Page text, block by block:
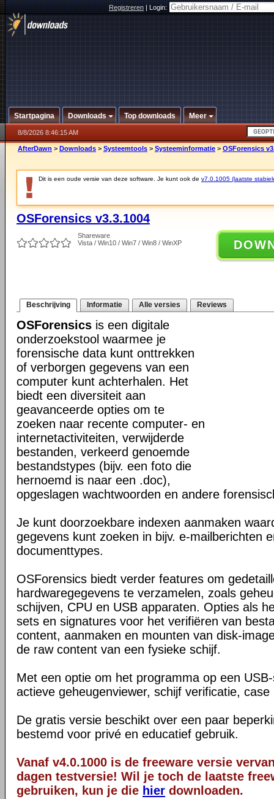
Registreren|Login:
Startpagina Downloads Top downloads Meer
8/8/2026 8:46:15 AM
AfterDawn > Downloads > Systeemtools > Systeeminformatie > OSForensics
Dit is een oude versie van deze software. Je kunt ook de v7.0.1005 (laatste
OSForensics v3.3.1004
Shareware
Vista / Win10 / Win7 / Win8 / WinXP
Beschrijving Informatie Alle versies Reviews
OSForensics is een digitale
onderzoekstool waarmee je
forensische data kunt onttrekken
of verborgen gegevens van een
computer kunt achterhalen. Het
biedt een diversiteit aan
geavanceerde opties om te
zoeken naar recente computer- en
internetactiviteiten, verwijderde
bestanden, verkeerd genoemde
bestandstypes (bijv. een foto die
hernoemd is naar een .doc),
opgeslagen wachtwoorden en andere
Je kunt doorzoekbare indexen aanmaken
gegevens kunt zoeken in bijv. e-mailberichten
documenttypes.
OSForensics biedt verder features om
hardwaregegevens te verzamelen, zoals
schijven, CPU en USB apparaten. Opties als
sets en signatures voor het verifiëren van
content, aanmaken en mounten van disk-
de raw content van een fysieke schijf.
Met een optie om het programma op een
actieve geheugenviewer, schijf verificatie,
De gratis versie beschikt over een paar
bestemd voor privé en educatief gebruik.
Vanaf v4.0.1000 is de freeware versie
dagen testversie! Wil je toch de laatste
gebruiken, kun je die hier downloaden.